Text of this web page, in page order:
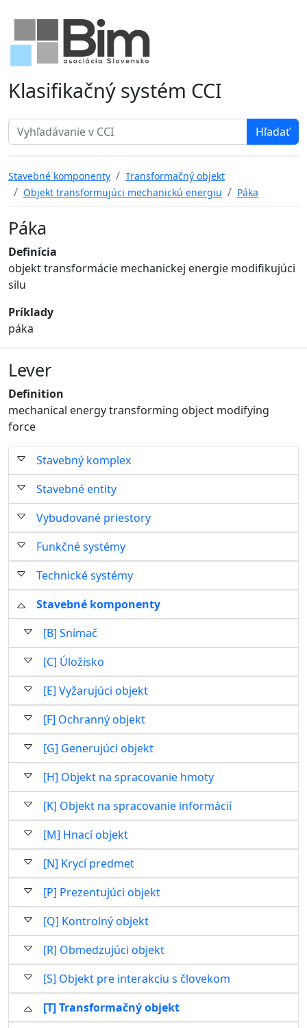
Klasifikačný systém CCI
Search term
Stavebný komplex
Stavebné entity
Vybudované priestory
Funkčné systémy
Technické systémy
Stavebné komponenty
[B] Snímač
[C] Úložisko
[E] Vyžarujúci objekt
[F] Ochranný objekt
[G] Generujúci objekt
[H] Objekt na spracovanie hmoty
[K] Objekt na spracovanie informácií
[M] Hnací objekt
[N] Krycí predmet
[P] Prezentujúci objekt
[Q] Kontrolný objekt
[R] Obmedzujúci objekt
[S] Objekt pre interakciu s človekom
[T] Transformačný objekt
Stavebné komponenty
Transformačný objekt
Objekt transformujúci mechanickú energiu
Páka
Páka
Definícia
objekt transformácie mechanickej energie modifikujúci
silu
Príklady
páka
Lever
Definition
mechanical energy transforming object modifying
force